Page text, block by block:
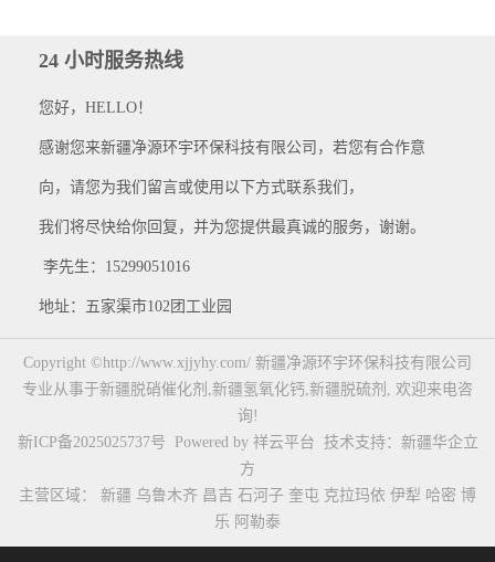
24 小时服务热线
您好，HELLO！
感谢您来新疆净源环宇环保科技有限公司，若您有合作意
向，请您为我们留言或使用以下方式联系我们，
我们将尽快给你回复，并为您提供最真诚的服务，谢谢。
李先生：15299051016
地址：五家渠市102团工业园
Copyright ©http://www.xjjyhy.com/ 新疆净源环宇环保科技有限公司
专业从事于新疆脱硝催化剂 新疆氢氧化钙 新疆脱硫剂
, 欢迎来电咨
询!
新ICP备2025025737号 Powered by 祥云平台 技术支持： 新疆华企立
方
主营区域： 新疆 乌鲁木齐 昌吉 石河子 奎屯 克拉玛依 伊犁 哈密 博
乐 阿勒泰